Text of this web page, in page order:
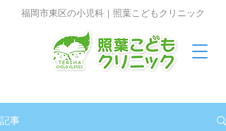
福岡市東区の小児科｜照葉こどもクリニック
記事